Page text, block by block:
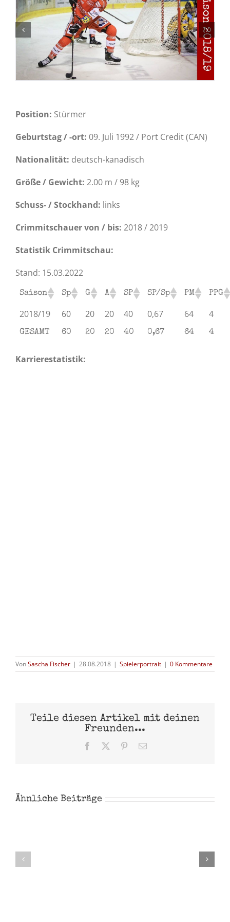
Position: Stürmer
Geburtstag / -ort: 09. Juli 1992 / Port Credit (CAN)
Nationalität: deutsch-kanadisch
Größe / Gewicht: 2.00 m / 98 kg
Schuss- / Stockhand: links
Crimmitschauer von / bis: 2018 / 2019
Statistik Crimmitschau:
Stand: 15.03.2022
Saison Sp G A SP SP/Sp PM PPG
2018/19 60 20 20 40 0,67 64 4
GESAMT 60 20 20 40 0,67 64 4
Karrierestatistik:
VonSascha Fischer | 28.08.2018 | Spielerportrait | 0 Kommentare
Teile diesen Artikel mit deinen
Freunden...
Facebook Pinterest
E-
Ähnliche Beiträge